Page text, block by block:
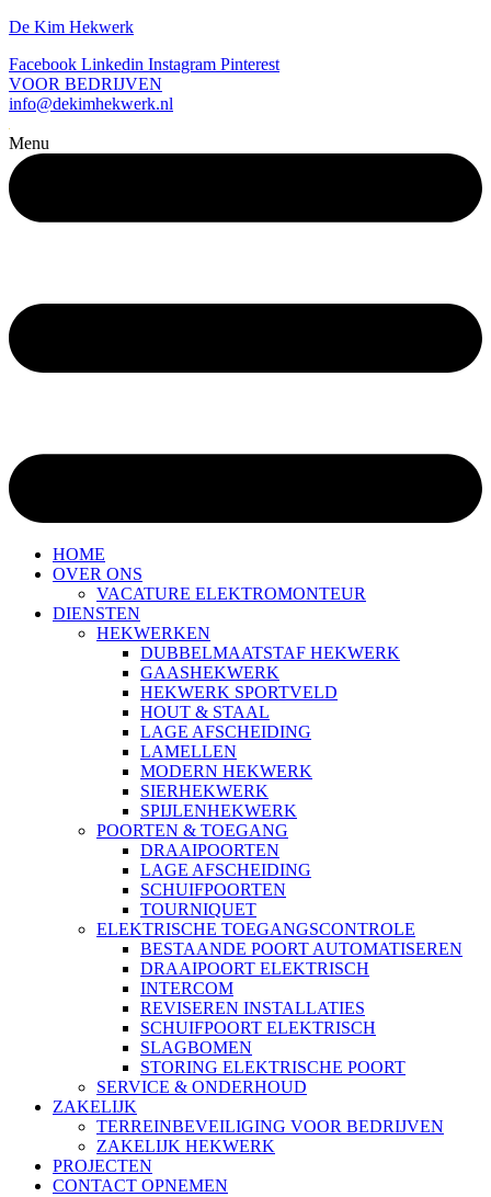
De Kim Hekwerk
Facebook Linkedin Instagram Pinterest
VOOR BEDRIJVEN
info@dekimhekwerk.nl
Menu
HOME
OVER ONS
VACATURE ELEKTROMONTEUR
DIENSTEN
HEKWERKEN
DUBBELMAATSTAF HEKWERK
GAASHEKWERK
HEKWERK SPORTVELD
HOUT & STAAL
LAGE AFSCHEIDING
LAMELLEN
MODERN HEKWERK
SIERHEKWERK
SPIJLENHEKWERK
POORTEN & TOEGANG
DRAAIPOORTEN
LAGE AFSCHEIDING
SCHUIFPOORTEN
TOURNIQUET
ELEKTRISCHE TOEGANGSCONTROLE
BESTAANDE POORT AUTOMATISEREN
DRAAIPOORT ELEKTRISCH
INTERCOM
REVISEREN INSTALLATIES
SCHUIFPOORT ELEKTRISCH
SLAGBOMEN
STORING ELEKTRISCHE POORT
SERVICE & ONDERHOUD
ZAKELIJK
TERREINBEVEILIGING VOOR BEDRIJVEN
ZAKELIJK HEKWERK
PROJECTEN
CONTACT OPNEMEN